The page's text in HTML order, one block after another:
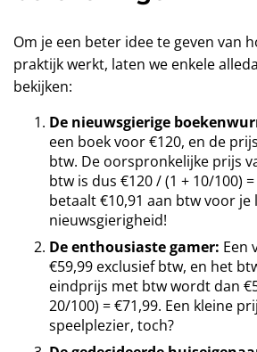
Om je een beter idee te geven van
praktijk werkt, laten we enkele
bekijken:
De nieuwsgierige
een boek voor €120, en de
btw. De oorspronkelijke prijs
btw is dus €120 / (1 + 10/100)
betaalt €10,91 aan btw voor
nieuwsgierigheid!
De enthousiaste gamer: Een
€59,99 exclusief btw, en het
eindprijs met btw wordt dan
20/100) = €71,99. Een kleine
speelplezier, toch?